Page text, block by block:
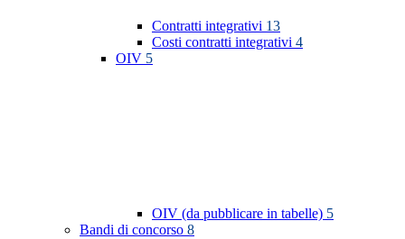
Contratti integrativi 13
Costi contratti integrativi 4
OIV 5
OIV (da pubblicare in tabelle) 5
Bandi di concorso 8